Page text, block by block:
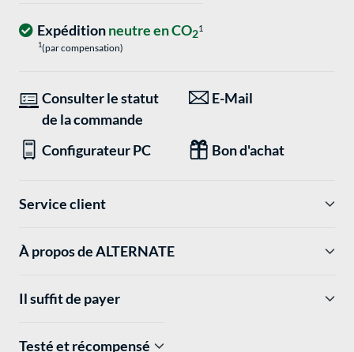
Expéditionneutre en CO21
1(par compensation)
Consulter le statut
de la commande
E-Mail
Configurateur PC Bon d'achat
Service client
À propos de ALTERNATE
Il suffit de payer
Testé et récompensé